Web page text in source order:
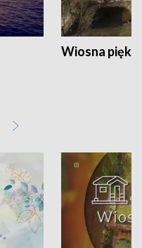
Wiosna